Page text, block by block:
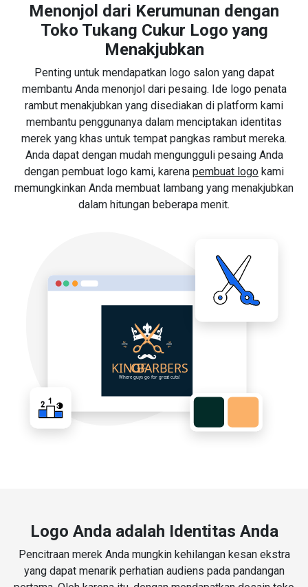
Menonjol dari Kerumunan dengan
Toko Tukang Cukur Logo yang
Menakjubkan
Penting untuk mendapatkan logo salon yang dapat
membantu Anda menonjol dari pesaing. Ide logo penata
rambut menakjubkan yang disediakan di platform kami
membantu penggunanya dalam menciptakan identitas
merek yang khas untuk tempat pangkas rambut mereka.
Anda dapat dengan mudah mengungguli pesaing Anda
dengan pembuat logo kami, karena pembuat logo kami
memungkinkan Anda membuat lambang yang menakjubkan
dalam hitungan beberapa menit.
Logo Anda adalah Identitas Anda
Pencitraan merek Anda mungkin kehilangan kesan ekstra
yang dapat menarik perhatian audiens pada pandangan